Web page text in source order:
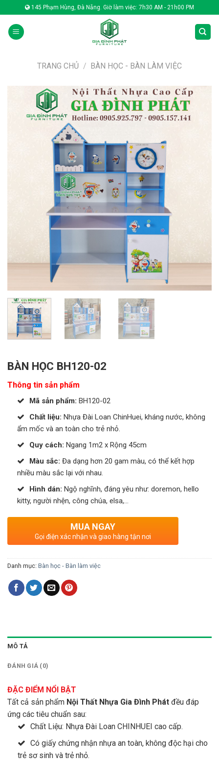
to
content
145 Phạm Hùng, Đà Nẵng. Giờ làm việc: 7h30 AM - 21h00 PM
TRANG CHỦ / BÀN HỌC - BÀN LÀM VIỆC
BÀN HỌC BH120-02
Thông tin sản phẩm
Mã sản phẩm: BH120-02
Chất liệu: Nhựa Đài Loan ChinHuei, kháng nước, không
ẩm mốc và an toàn cho trẻ nhỏ.
Quy cách: Ngang 1m2 x Rộng 45cm
Màu sắc: Đa dạng hơn 20 gam màu, có thể kết hợp
nhiều màu sắc lại với nhau.
Hình dán: Ngộ nghĩnh, đáng yêu như: doremon, hello
kitty, người nhện, công chúa, elsa,…
MUA NGAY
Gọi điện xác nhận và giao hàng tận nơi
Danh mục: Bàn học - Bàn làm việc
MÔ TẢ
ĐÁNH GIÁ (0)
ĐẶC ĐIỂM NỔI BẬT
Tất cả sản phẩm Nội Thất Nhựa Gia Đình Phát đều đáp
ứng các tiêu chuẩn sau:
Chất Liệu: Nhựa Đài Loan CHINHUEI cao cấp.
Có giấy chứng nhận nhựa an toàn, không độc hại cho
trẻ sơ sinh và trẻ nhỏ.